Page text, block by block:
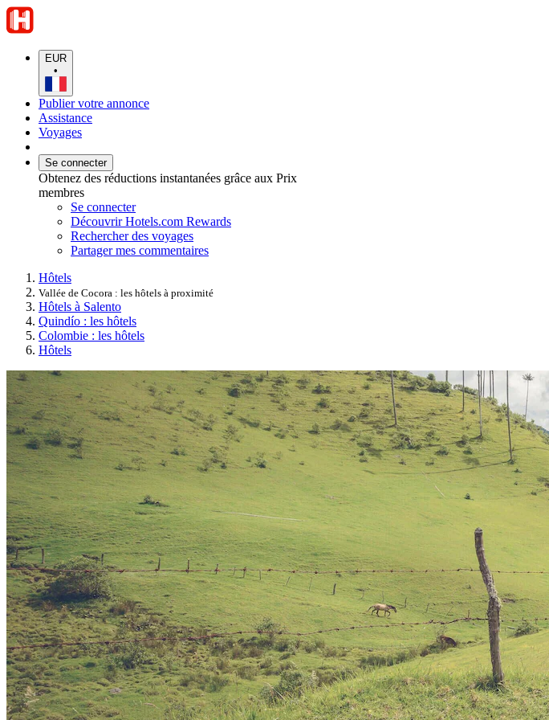
EUR
•
Publier votre annonce
Assistance
Voyages
Se connecter
Obtenez des réductions instantanées grâce aux Prix
membres
Se connecter
Découvrir Hotels.com Rewards
Rechercher des voyages
Partager mes commentaires
Hôtels
Vallée de Cocora : les hôtels à proximité
Hôtels à Salento
Quindío : les hôtels
Colombie : les hôtels
Hôtels